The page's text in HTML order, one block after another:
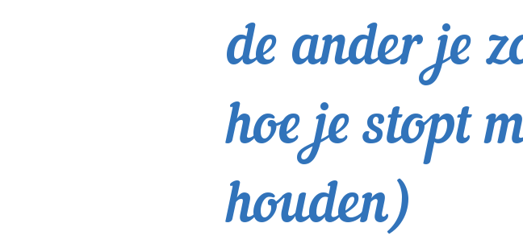
de ander je
hoe je stopt
houden)